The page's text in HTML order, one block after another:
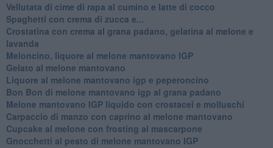
Vellutata di cime di rapa al cumino e latte di cocco
Spaghetti con crema di zucca e...
Crostatina con crema al grana padano, gelatina al melone e
lavanda
Meloncino, liquore al melone mantovano IGP
Gelato al melone mantovano
Liquore al melone mantovano igp e peperoncino
Bon Bon di melone mantovano igp al grana padano
Melone mantovano IGP liquido con crostacei e molluschi
Carpaccio di manzo con caprino al melone mantovano
Cupcake al melone con frosting al mascarpone
Gnocchetti al pesto di melone mantovano IGP